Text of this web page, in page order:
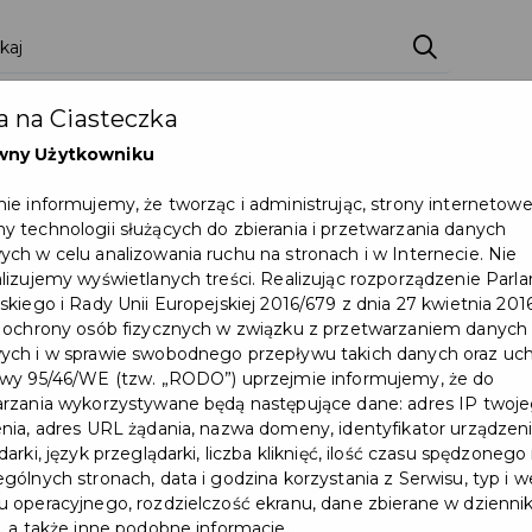
Wydarzenia
Programy
Mapa Miasta Załatw sprawę
Ochrona ludności
miejskie
znajdują się wszystkie inwestycje zrealizowane przez
zrealizowanych w ramach budżetu obywatelskiego,
na Ciasteczka
Użytkowniku
informujemy, że tworząc i administrując, strony internetowe
technologii służących do zbierania i przetwarzania danych
w celu analizowania ruchu na stronach i w Internecie. Nie
wyświetlanych treści. Realizując rozporządzenie
i Rady Unii Europejskiej 2016/679 z dnia 27 kwietnia
ochrony osób fizycznych w związku z przetwarzaniem danych
i w sprawie swobodnego przepływu takich danych oraz
95/46/WE (tzw. „RODO”) uprzejmie informujemy, że do
wykorzystywane będą następujące dane: adres IP
adres URL żądania, nazwa domeny, identyfikator
język przeglądarki, liczba kliknięć, ilość czasu spędzonego
stronach, data i godzina korzystania z Serwisu, typ i
operacyjnego, rozdzielczość ekranu, dane zbierane w